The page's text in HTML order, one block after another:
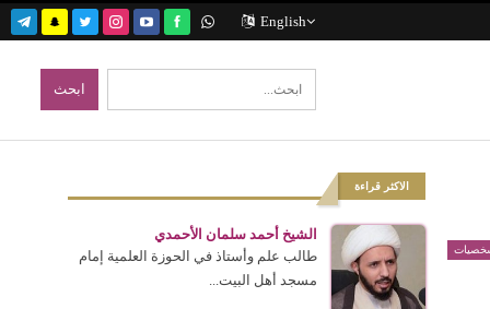
English
الاكثر قراءة
الشيخ أحمد سلمان الأحمدي
طالب علم وأستاذ في الحوزة العلمية إمام
مسجد أهل البيت...